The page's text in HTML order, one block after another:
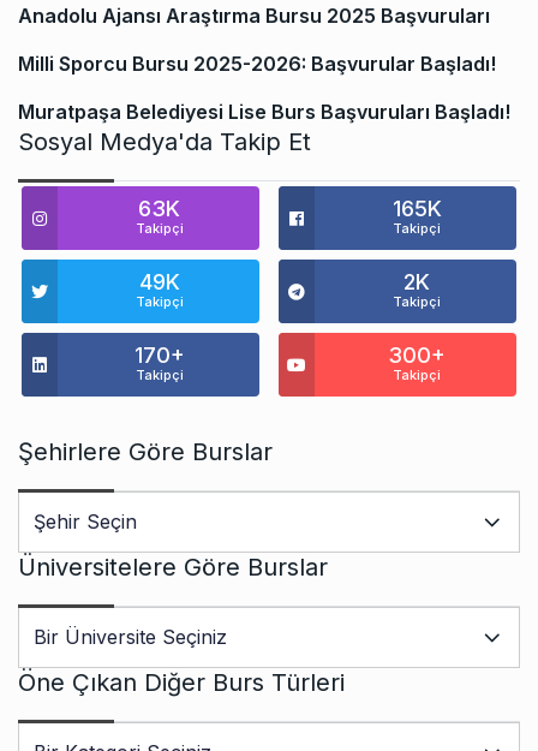
Anadolu Ajansı Araştırma Bursu 2025 Başvuruları
Milli Sporcu Bursu 2025-2026: Başvurular Başladı!
Muratpaşa Belediyesi Lise Burs Başvuruları Başladı!
Sosyal Medya'da Takip Et
63K
Takipçi
165K
Takipçi
49K
Takipçi
2K
Takipçi
170+
Takipçi
300+
Takipçi
Şehirlere Göre Burslar
Üniversitelere Göre Burslar
Öne Çıkan Diğer Burs Türleri